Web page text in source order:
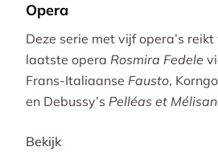
Opera
Deze serie met vijf opera’s reikt
laatste opera Rosmira Fedele
Frans-Italiaanse Fausto,
en Debussy’s Pelléas et
Vivaldi wordt gebracht door de
Bekijk